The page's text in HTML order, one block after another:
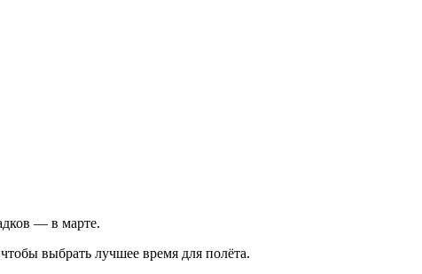
— в марте.
выбрать лучшее время для полёта.